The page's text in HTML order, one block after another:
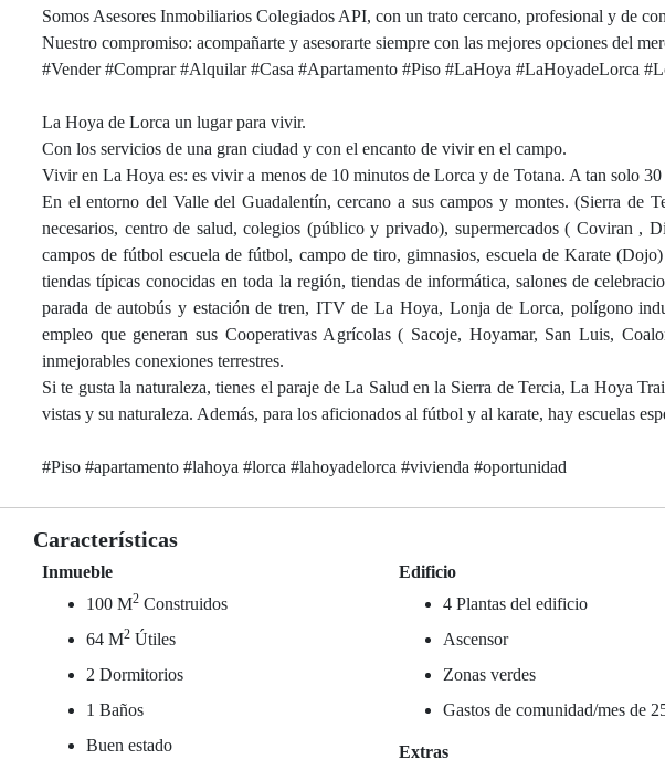
Somos Asesores Inmobiliarios Colegiados API, con un trato cercano, profesional y de
Nuestro compromiso: acompañarte y asesorarte siempre con las mejores opciones del
#Vender #Comprar #Alquilar #Casa #Apartamento #Piso #LaHoya #LaHoyadeLorca
La Hoya de Lorca un lugar para vivir.
Con los servicios de una gran ciudad y con el encanto de vivir en el campo.
Vivir en La Hoya es: es vivir a menos de 10 minutos de Lorca y de Totana. A tan solo
En el entorno del Valle del Guadalentín, cercano a sus campos y montes. (Sierra de
necesarios, centro de salud, colegios (público y privado), supermercados ( Coviran ,
campos de fútbol escuela de fútbol, campo de tiro, gimnasios, escuela de Karate
tiendas típicas conocidas en toda la región, tiendas de informática, salones de
parada de autobús y estación de tren, ITV de La Hoya, Lonja de Lorca, polígono
empleo que generan sus Cooperativas Agrícolas ( Sacoje, Hoyamar, San Luis,
inmejorables conexiones terrestres.
Si te gusta la naturaleza, tienes el paraje de La Salud en la Sierra de Tercia, La Hoya
vistas y su naturaleza. Además, para los aficionados al fútbol y al karate, hay escuelas
#Piso #apartamento #lahoya #lorca #lahoyadelorca #vivienda #oportunidad
Características
Inmueble
100 M2 Construidos
64 M2 Útiles
2 Dormitorios
1 Baños
Buen estado
Edificio
4 Plantas del edificio
Ascensor
Zonas verdes
Gastos de comunidad/mes de
Extras